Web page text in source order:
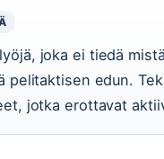
joka ei tiedä
pelitaktisen edun.
jotka erottavat